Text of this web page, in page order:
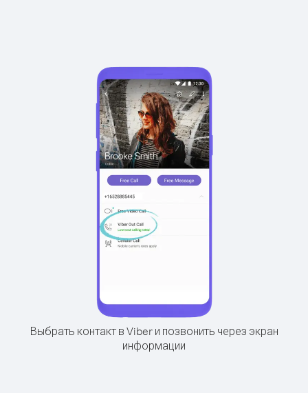
Выбрать контакт в Viber и позвонить через экран
информации